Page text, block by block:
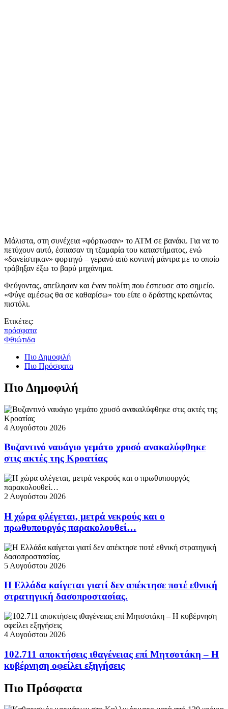
Μάλιστα, στη συνέχεια «φόρτωσαν» το ΑΤΜ σε βανάκι. Για να το
πετύχουν αυτό, έσπασαν τη τζαμαρία του καταστήματος, ενώ
«δανείστηκαν» φορτηγό – γερανό από κοντινή μάντρα με το οποίο
τράβηξαν έξω το βαρύ μηχάνημα.
Φεύγοντας, απείλησαν και έναν πολίτη που έσπευσε στο σημείο.
«Φύγε αμέσως θα σε καθαρίσω» του είπε ο δράστης κρατώντας
πιστόλι.
Ετικέτες:
πρόσφατα
Φθιώτιδα
Πιο Δημοφιλή
Πιο Πρόσφατα
Πιο Δημοφιλή
4 Αυγούστου 2026
Βυζαντινό ναυάγιο γεμάτο χρυσό ανακαλύφθηκε
στις ακτές της Κροατίας
2 Αυγούστου 2026
Η χώρα φλέγεται, μετρά νεκρούς και ο
πρωθυπουργός παρακολουθεί…
5 Αυγούστου 2026
Η Ελλάδα καίγεται γιατί δεν απέκτησε ποτέ εθνική
στρατηγική δασοπροστασίας.
4 Αυγούστου 2026
102.711 αποκτήσεις ιθαγένειας επί Μητσοτάκη – Η
κυβέρνηση οφείλει εξηγήσεις
Πιο Πρόσφατα